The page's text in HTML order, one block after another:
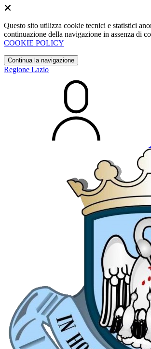
Questo sito utilizza cookie tecnici e statistici
continuazione della navigazione in assenza di
COOKIE POLICY
Continua la navigazione
Regione Lazio